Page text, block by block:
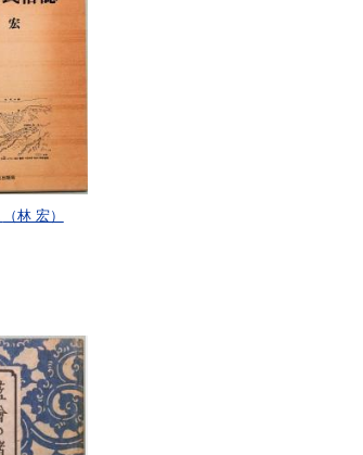
（林 宏）